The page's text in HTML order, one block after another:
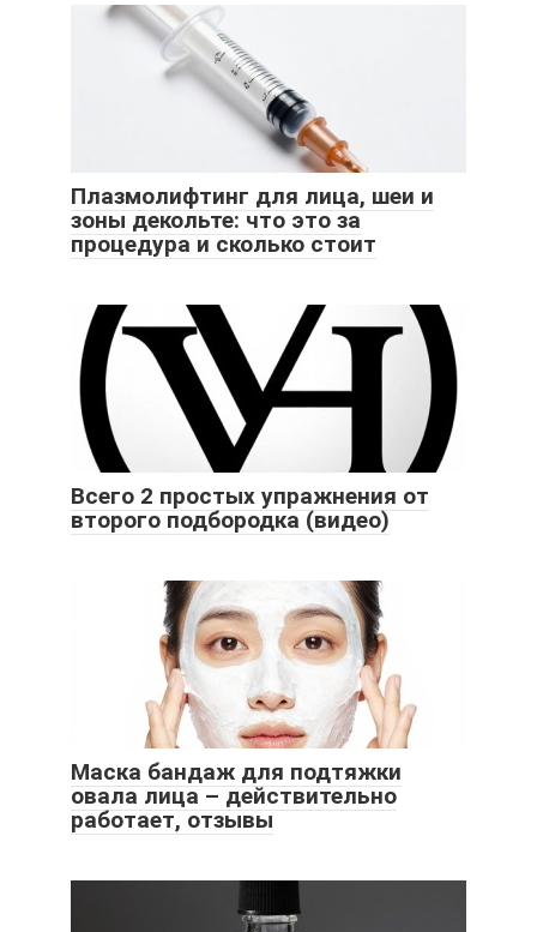
Плазмолифтинг для лица, шеи и
зоны декольте: что это за
процедура и сколько стоит
Всего 2 простых упражнения от
второго подбородка (видео)
Маска бандаж для подтяжки
овала лица – действительно
работает, отзывы